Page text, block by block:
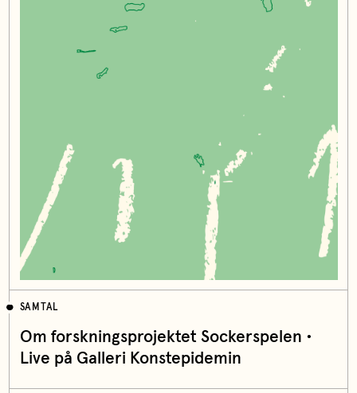
SAMTAL
Om forskningsprojektet Sockerspelen •
Live på Galleri Konstepidemin